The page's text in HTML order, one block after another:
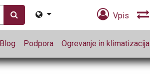
Vpis
Blog Podpora Ogrevanje in klimatizacija